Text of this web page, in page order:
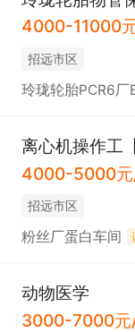
4000-11000
招远市区
玲珑轮胎PCR6厂
离心机操作工
4000-5000元
招远市区
粉丝厂蛋白车间
动物医学
3000-7000元